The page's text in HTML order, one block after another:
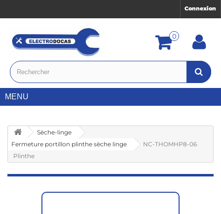
Connexion
0
MENU
Sèche-linge
Fermeture portillon plinthe sèche linge
NC-THOMHP8-06
Plinthe